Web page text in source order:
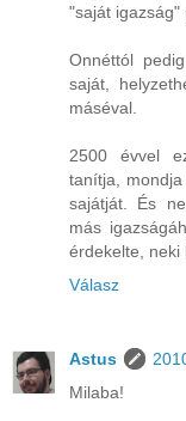
"saját igazság"
Onnéttól
saját,
máséval.
2500 évvel
tanítja,
sajátját. És
más
érdekelte, neki
Válasz
Astus
Milaba!